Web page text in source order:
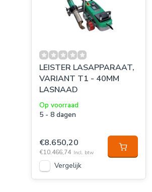
LEISTER LASAPPARAAT,
VARIANT T1 - 40MM
LASNAAD
Op voorraad
5 - 8 dagen
€8.650,20
€10.466,74 Incl. btw
Vergelijk